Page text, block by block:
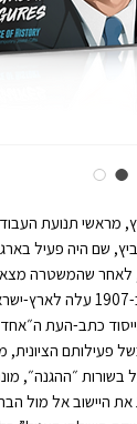
| היסטוריון, חלוץ, מראשי
שם היה פעיל בארגון
ב-1906 נמלט לווילנה, לאחר
נשק שהיו שייכים לארגון אשר
פעילותם הציונית,
את תנועת ״החלוץ״. בשנות ה-20 פעל
את היישוב אל מול